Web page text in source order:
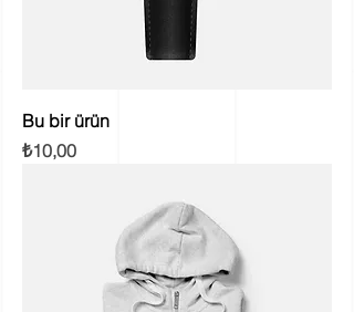
Bu bir ürün
Fiyat
₺10,00